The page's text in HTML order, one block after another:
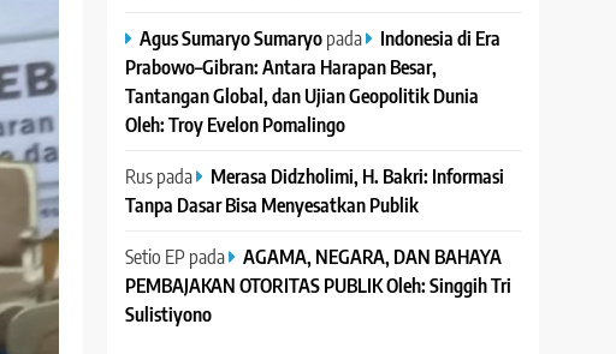
Agus Sumaryo Sumaryopada
Indonesia di Era
Prabowo–Gibran: Antara Harapan Besar,
Tantangan Global, dan Ujian Geopolitik Dunia
Oleh: Troy Evelon Pomalingo
Ruspada
Merasa Didzholimi, H. Bakri: Informasi
Tanpa Dasar Bisa Menyesatkan Publik
Setio EP pada AGAMA, NEGARA, DAN BAHAYA
PEMBAJAKAN OTORITAS PUBLIK Oleh: Singgih Tri
Sulistiyono